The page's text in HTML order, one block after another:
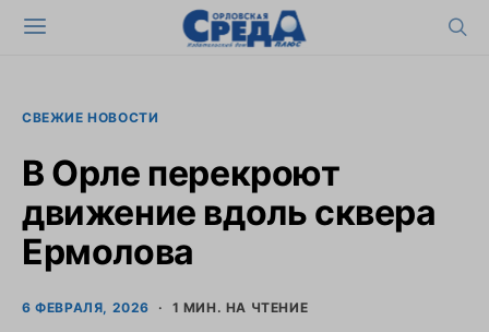
СВЕЖИЕ НОВОСТИ
В Орле перекроют
движение вдоль сквера
Ермолова
6 ФЕВРАЛЯ, 2026 1 МИН. НА ЧТЕНИЕ